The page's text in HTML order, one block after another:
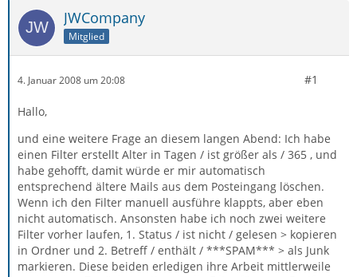
JWCompany
Mitglied
4. Januar 2008 um 20:08 #1
Hallo,
und eine weitere Frage an diesem langen Abend: Ich habe
einen Filter erstellt Alter in Tagen / ist größer als / 365 , und
habe gehofft, damit würde er mir automatisch
entsprechend ältere Mails aus dem Posteingang löschen.
Wenn ich den Filter manuell ausführe klappts, aber eben
nicht automatisch. Ansonsten habe ich noch zwei weitere
Filter vorher laufen, 1. Status / ist nicht / gelesen > kopieren
in Ordner und 2. Betreff / enthält / ***SPAM*** > als Junk
markieren. Diese beiden erledigen ihre Arbeit mittlerweile